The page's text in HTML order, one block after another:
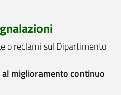
o reclami sul Dipartimento
miglioramento continuo